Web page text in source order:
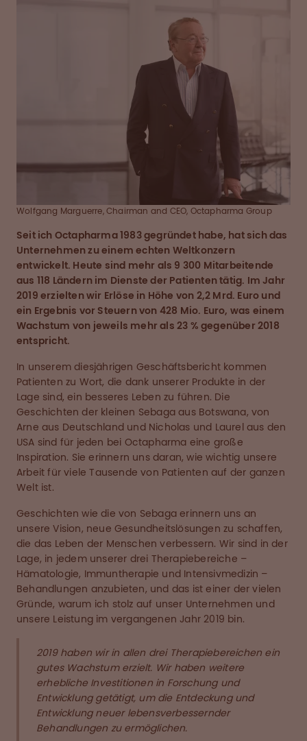
Wolfgang Marguerre, Chairman and CEO, Octapharma Group
Seit ich Octapharma 1983 gegründet habe, hat sich das
Unternehmen zu einem echten Weltkonzern
entwickelt. Heute sind mehr als 9 300 Mitarbeitende
aus 118 Ländern im Dienste der Patienten tätig. Im Jahr
2019 erzielten wir Erlöse in Höhe von 2,2 Mrd. Euro und
ein Ergebnis vor Steuern von 428 Mio. Euro, was einem
Wachstum von jeweils mehr als 23 % gegenüber 2018
entspricht.
In unserem diesjährigen Geschäftsbericht kommen
Patienten zu Wort, die dank unserer Produkte in der
Lage sind, ein besseres Leben zu führen. Die
Geschichten der kleinen Sebaga aus Botswana, von
Arne aus Deutschland und Nicholas und Laurel aus den
USA sind für jeden bei Octapharma eine große
Inspiration. Sie erinnern uns daran, wie wichtig unsere
Arbeit für viele Tausende von Patienten auf der ganzen
Welt ist.
Geschichten wie die von Sebaga erinnern uns an
unsere Vision, neue Gesundheitslösungen zu schaffen,
die das Leben der Menschen verbessern. Wir sind in der
Lage, in jedem unserer drei Therapiebereiche –
Hämatologie, Immuntherapie und Intensivmedizin –
Behandlungen anzubieten, und das ist einer der vielen
Gründe, warum ich stolz auf unser Unternehmen und
unsere Leistung im vergangenen Jahr 2019 bin.
2019 haben wir in allen drei Therapiebereichen ein
gutes Wachstum erzielt. Wir haben weitere
erhebliche Investitionen in Forschung und
Entwicklung getätigt, um die Entdeckung und
Entwicklung neuer lebensverbessernder
Behandlungen zu ermöglichen.